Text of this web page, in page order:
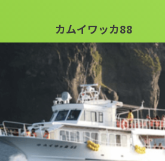
カムイワッカ88